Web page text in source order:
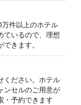
件以上のホテル
ているので、理想
きます。
ください。ホテル
ンセルのご用意が
・予約できます